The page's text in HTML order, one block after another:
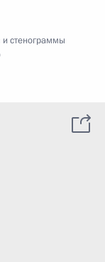
и стенограммы